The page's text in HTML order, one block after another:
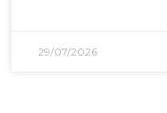
29/07/2026